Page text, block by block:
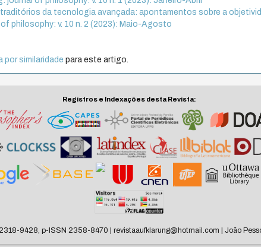
da tecnologia avançada: apontamentos sobre a
philosophy: v. 10 n. 2 (2023): Maio-Agosto
por similaridade para este artigo.
Registros e Indexações desta Revista:
9428, p-ISSN 2358-8470 | revistaaufklarung@hotmail.com | João